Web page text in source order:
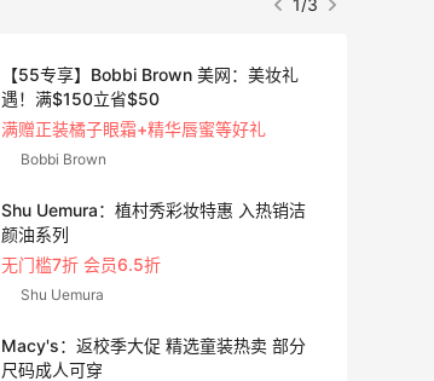
【55专享】Bobbi Brown 美网：美妆礼
遇！满$150立省$50
满赠正装橘子眼霜+精华唇蜜等好礼
Bobbi Brown
Shu Uemura：植村秀彩妆特惠 入热销洁
颜油系列
无门槛7折 会员6.5折
Shu Uemura
Macy's：返校季大促 精选童装热卖 部分
尺码成人可穿